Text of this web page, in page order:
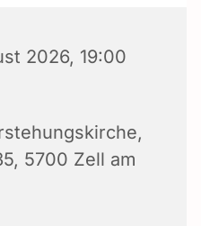
2026, 19:00
5700 Zell am